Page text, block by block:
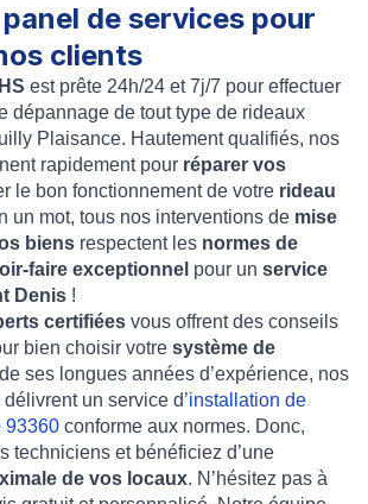
de services pour
clients
est prête 24h/24 et 7j/7 pour effectuer
dépannage de tout type de rideaux
Plaisance. Hautement qualifiés, nos
rapidement pour réparer vos
le bon fonctionnement de votre rideau
un mot, tous nos interventions de mise
biens respectent les normes de
faire exceptionnel pour un service
Denis !
certifiées vous offrent des conseils
bien choisir votre système de
ses longues années d’expérience, nos
un service d’installation de
93360 conforme aux normes. Donc,
techniciens et bénéficiez d’une
de vos locaux. N’hésitez pas à